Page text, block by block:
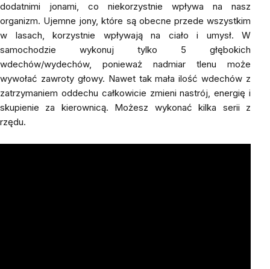
dodatnimi jonami, co niekorzystnie wpływa na nasz
organizm. Ujemne jony, które są obecne przede wszystkim
w lasach, korzystnie wpływają na ciało i umysł. W
samochodzie wykonuj tylko 5 głębokich
wdechów/wydechów, ponieważ nadmiar tlenu może
wywołać zawroty głowy. Nawet tak mała ilość wdechów z
zatrzymaniem oddechu całkowicie zmieni nastrój, energię i
skupienie za kierownicą. Możesz wykonać kilka serii z
rzędu.